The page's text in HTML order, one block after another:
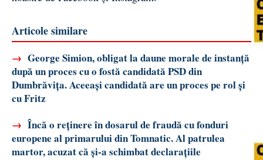
Articole similare
→ George Simion, obligat la daune morale de instanță
după un proces cu o fostă candidată PSD din
Dumbrăvița. Aceeași candidată are un proces pe rol și
cu Fritz
→ Încă o reținere în dosarul de fraudă cu fonduri
europene al primarului din Tomnatic. Al patrulea
martor, acuzat că și-a schimbat declarațiile